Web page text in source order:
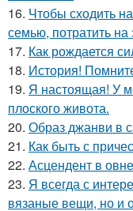
16. Чтобы сходить
семью, потратить на
17. Как рождается
18. История!
19. Я настоящая! У
плоского живота.
20. Образ джанви в
21. Как быть с
22. Асцендент в
23. Я всегда с
вязаные вещи, но и